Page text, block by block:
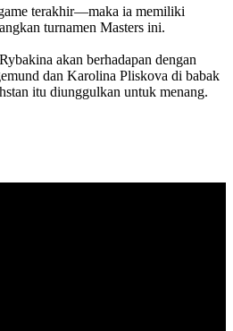
terakhir—maka ia memiliki
turnamen Masters ini.
akan berhadapan dengan
dan Karolina Pliskova di babak
itu diunggulkan untuk menang.